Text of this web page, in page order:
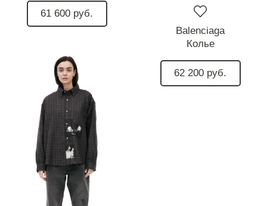
61 600 руб.
Balenciaga
Колье
62 200 руб.